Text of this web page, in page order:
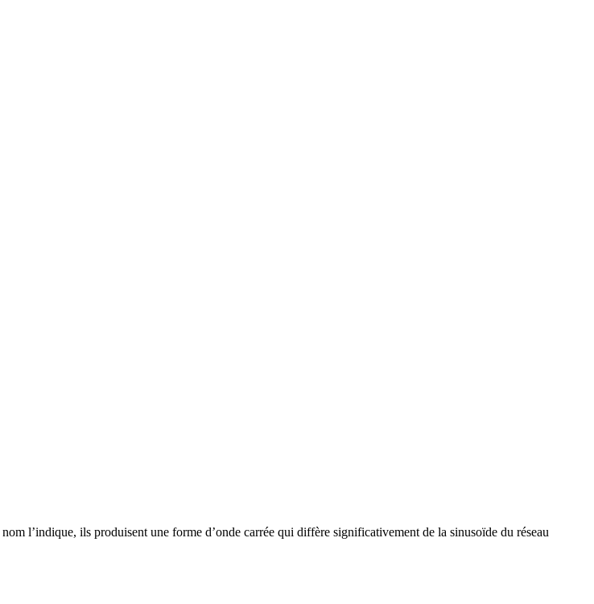
l’indique, ils produisent une forme d’onde carrée qui diffère significativement de la sinusoïde du réseau